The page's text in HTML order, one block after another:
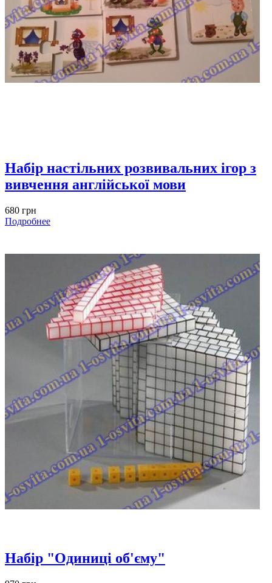
Набір настільних розвивальних ігор з
вивчення англійської мови
680 грн
Подробнее
Набір "Одиниці об'єму"